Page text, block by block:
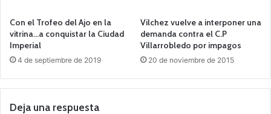
Con el Trofeo del Ajo en la
vitrina…a conquistar la Ciudad
Imperial
4 de septiembre de 2019
Vilchez vuelve a interponer una
demanda contra el C.P
Villarrobledo por impagos
20 de noviembre de 2015
Deja una respuesta